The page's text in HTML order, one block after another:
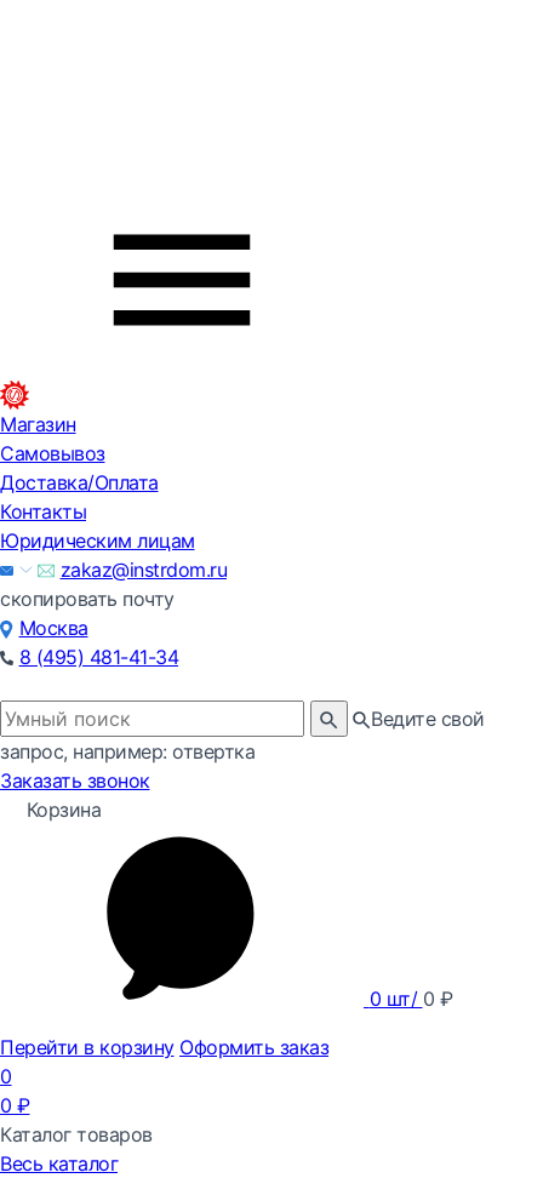
Магазин
Самовывоз
Доставка/Оплата
Контакты
Юридическим лицам
zakaz@instrdom.ru
скопировать почту
Москва
8 (495) 481-41-34
Ведите свой
запрос, например: отвертка
Заказать звонок
Корзина
0 шт/ 0 ₽
Перейти в корзину Оформить заказ
0
0 ₽
Каталог товаров
Весь каталог